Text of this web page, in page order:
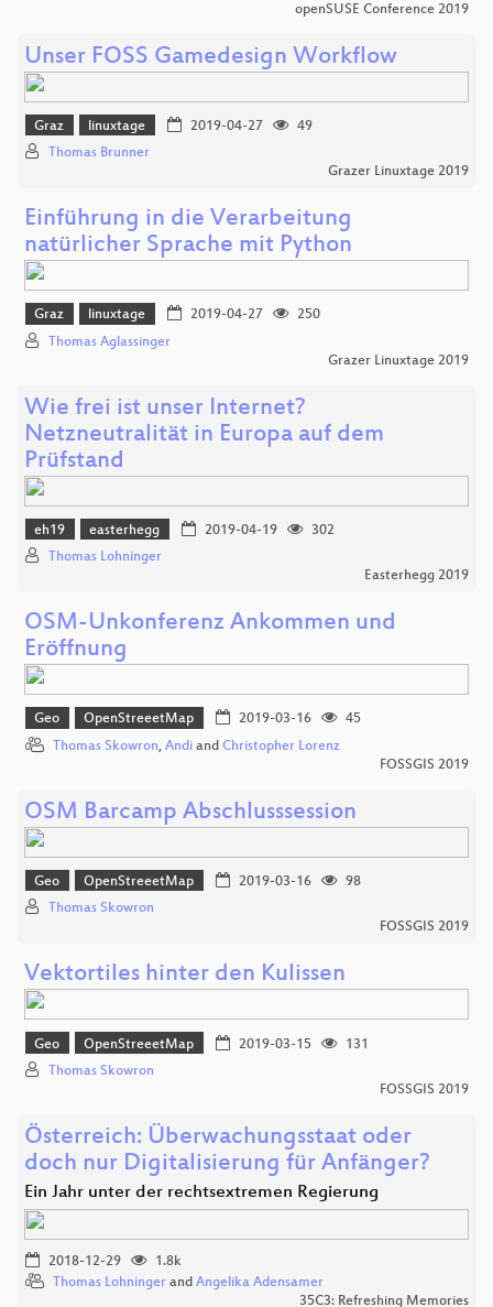
openSUSE Conference 2019
Unser FOSS Gamedesign Workflow
Graz linuxtage 2019-04-27
49
Thomas Brunner
Grazer Linuxtage 2019
Einführung in die Verarbeitung
natürlicher Sprache mit Python
Graz linuxtage 2019-04-27
250
Thomas Aglassinger
Grazer Linuxtage 2019
Wie frei ist unser Internet?
Netzneutralität in Europa auf dem
Prüfstand
eh19 easterhegg 2019-04-19
302
Thomas Lohninger
Easterhegg 2019
OSM-Unkonferenz Ankommen und
Eröffnung
Geo OpenStreeetMap 2019-03-16
45
Thomas Skowron, Andi and Christopher Lorenz
FOSSGIS 2019
OSM Barcamp Abschlusssession
Geo OpenStreeetMap 2019-03-16
98
Thomas Skowron
FOSSGIS 2019
Vektortiles hinter den Kulissen
Geo OpenStreeetMap 2019-03-15
131
Thomas Skowron
FOSSGIS 2019
Österreich: Überwachungsstaat oder
doch nur Digitalisierung für Anfänger?
Ein Jahr unter der rechtsextremen Regierung
2018-12-29
1.8k
Thomas Lohninger and Angelika Adensamer
35C3: Refreshing Memories